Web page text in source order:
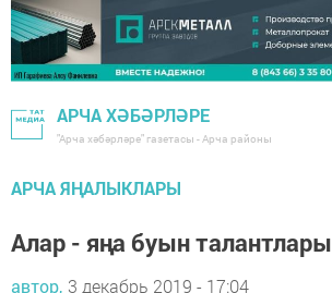
АРЧА ХӘБӘРЛӘРЕ
"Арча хәбәрләре" газетасы - Арча районы
АРЧА ЯҢАЛЫКЛАРЫ
Алар - яңа буын талантлары
автор, 3 декабрь 2019 - 17:04